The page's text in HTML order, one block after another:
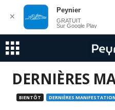
DERNIÈRES
BIENTÔT DERNIÈRES
✕
Peynier
GRATUIT
Sur Google Play